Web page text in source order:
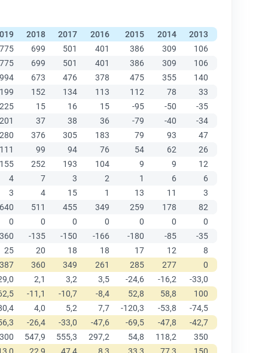
2018 2017 2016 2015 2014 2013